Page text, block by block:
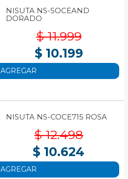
NISUTA NS-SOCEAND
DORADO
$ 11.999
$ 10.199
AGREGAR
NISUTA NS-COCE715 ROSA
$ 12.498
$ 10.624
AGREGAR